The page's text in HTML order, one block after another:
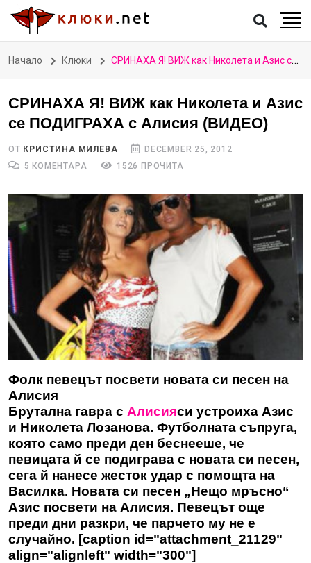
Начало Клюки СРИНАХА Я! ВИЖ как Николета и Азис се ПОДИГРАХА с Алисия (ВИДЕО)
СРИНАХА Я! ВИЖ как Николета и Азис
се ПОДИГРАХА с Алисия (ВИДЕО)
ОТ КРИСТИНА МИЛЕВА
DECEMBER 25, 2012
5 КОМЕНТАРА
1526 ПРОЧИТА
Фолк певецът посвети новата си песен на
Алисия
Брутална гавра с Алисияси устроиха Азис
и Николета Лозанова. Футболната съпруга,
която само преди ден беснееше, че
певицата й се подиграва с новата си песен,
сега й нанесе жесток удар с помощта на
Василка. Новата си песен „Нещо мръсно“
Азис посвети на Алисия. Певецът още
преди дни разкри, че парчето му не е
случайно. [caption id="attachment_21129"
align="alignleft" width="300"]